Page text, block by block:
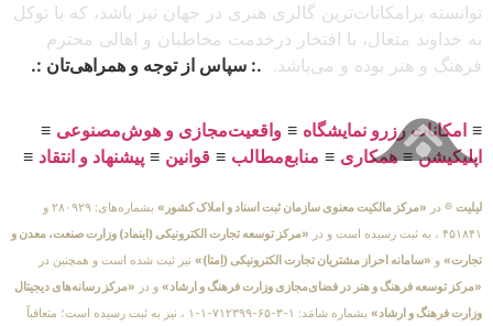
توانسته پرامکانات‌ترین گالری هنری در جهان نیز باشد، که با توکل
به خداوند متعال، با افتخار درخدمت مخاطبان و اهالی محترم
فرهنگ و هنر بوده و می‌باشد. .: سپاس از توجه و همراهی‌تان :.
≡ امکانات رزرو نمایشگاه ≡ واقعیت‌مجازی و هوش‌مصنوعی ≡
اپلیکیشن≡همکاری ≡ منابع‌مطالب ≡ قوانین ≡ پیشنهاد و انتقاد ≡
لیلیت ® در «مرکز مالکیت معنوی سازمان ثبت اسناد و املاک کشور»
بشماره‌های: ۲۸۰۹۲۹ و
۴۵۱۸۴۱ ، به ثبت رسیده است و در
«مرکز توسعه تجارت الکترونیکی (اینماد) وزارت صنعت، معدن و
تجارت» و «سامانه احراز مشتریان تجارت الکترونیکی (اِمتا)» نیز ثبت شده است و همچنین در
«مرکز توسعه فرهنگ و هنر در فضای‌مجازی وزارت فرهنگ و ارشاد» و در «مرکز رسانه‌های دیجیتال
وزارت فرهنگ و ارشاد»
بشماره شامَد: ۱-۳-۶۵-۷۱۲۳۹۹-۱-۱ ، نیز به ثبت رسیده است؛ متعاقباً